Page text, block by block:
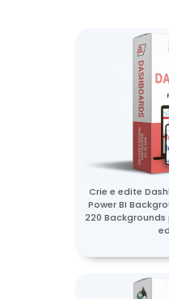
Crie e edite
Power BI
220